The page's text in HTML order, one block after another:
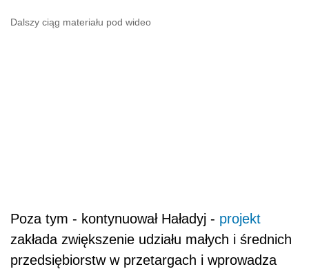
Dalszy ciąg materiału pod wideo
Poza tym - kontynuował Haładyj - projekt
zakłada zwiększenie udziału małych i średnich
przedsiębiorstw w przetargach i wprowadza